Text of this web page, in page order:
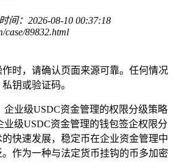
时间：2026-08-10 00:37:18
case/89832.html
时，请确认页面来源可靠。任何情况
钥或验证码。
业级USDC资金管理的钱包签企权限分
快速发展，稳定币在企业资金管理中
作为一种与法定货币挂钩的币多加密